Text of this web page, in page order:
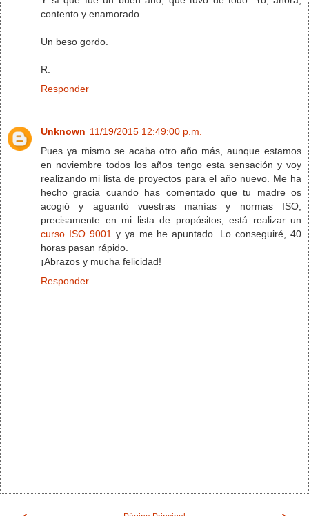
contento y enamorado.
Un beso gordo.
R.
Responder
Unknown 11/19/2015 12:49:00 p.m.
Pues ya mismo se acaba otro año más, aunque estamos
en noviembre todos los años tengo esta sensación y voy
realizando mi lista de proyectos para el año nuevo. Me ha
hecho gracia cuando has comentado que tu madre os
acogió y aguantó vuestras manías y normas ISO,
precisamente en mi lista de propósitos, está realizar un
curso ISO 9001 y ya me he apuntado. Lo conseguiré, 40
horas pasan rápido.
¡Abrazos y mucha felicidad!
Responder